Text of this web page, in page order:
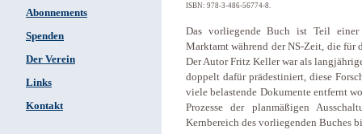
Abonnements
Spenden
Der Verein
Links
Kontakt
ISBN: 978-3-486-56774-8.
Das vorliegende Buch ist Teil einer
Marktamt während der NS-Zeit, die für
Der Autor Fritz Keller war als
doppelt dafür prädestiniert, diese
viele belastende Dokumente entfernt
Prozesse der planmäßigen
Kernbereich des vorliegenden Buches